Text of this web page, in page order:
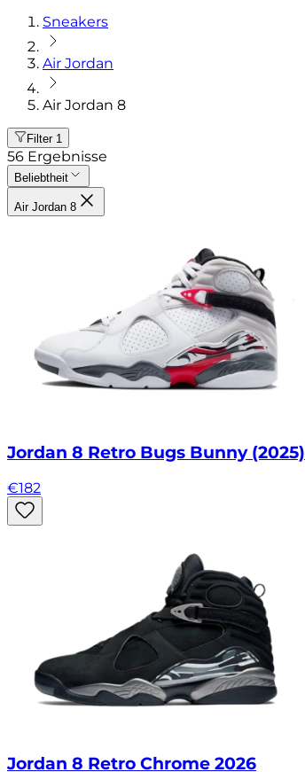
Sneakers
Air Jordan
Air Jordan 8
Filter 1
56 Ergebnisse
Beliebtheit
Air Jordan 8
Jordan 8 Retro Bugs Bunny (2025)
€182
Jordan 8 Retro Chrome 2026